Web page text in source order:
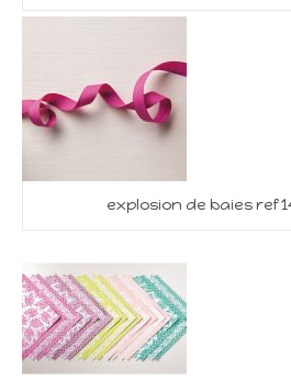
explosion de baies ref